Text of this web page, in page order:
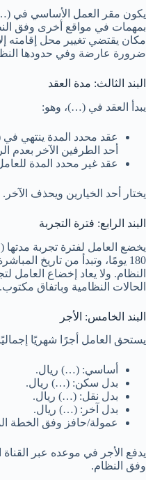
يكون مقر العمل الأساسي في
بمهمات في مواقع أخرى وفق
مكان يقتضي تغيير محل إقامته
ضرورة عارضة وفي حدودها
البند الثالث: مدة العقد
يبدأ العقد في (…)، وهو:
عقد محدد المدة ينتهي
أحد الطرفين الآخر بعدم
عقد غير محدد المدة
يختار أحد الخيارين ويحذف
البند الرابع: فترة التجربة
يخضع العامل لفترة تجربة
180 يومًا، وتبدأ من تاريخ
النظام. ولا يعاد إخضاع
الحالات النظامية وباتفاق مكتوب.
البند الخامس: الأجر
يستحق العامل أجرًا شهريًا
أساسي: (…) ريال.
بدل سكن: (…) ريال.
بدل نقل: (…) ريال.
بدل آخر: (…) ريال.
عمولة/حافز وفق الخطة
يدفع الأجر في موعده عبر القناة
وفق النظام.